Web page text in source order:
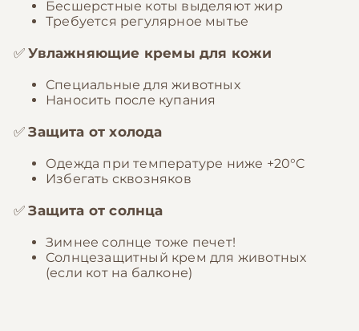
Бесшерстные коты выделяют жир
Требуется регулярное мытье
✅Увлажняющие кремы для кожи
Специальные для животных
Наносить после купания
✅Защита от холода
Одежда при температуре ниже +20°C
Избегать сквозняков
✅Защита от солнца
Зимнее солнце тоже печет!
Солнцезащитный крем для животных
(если кот на балконе)